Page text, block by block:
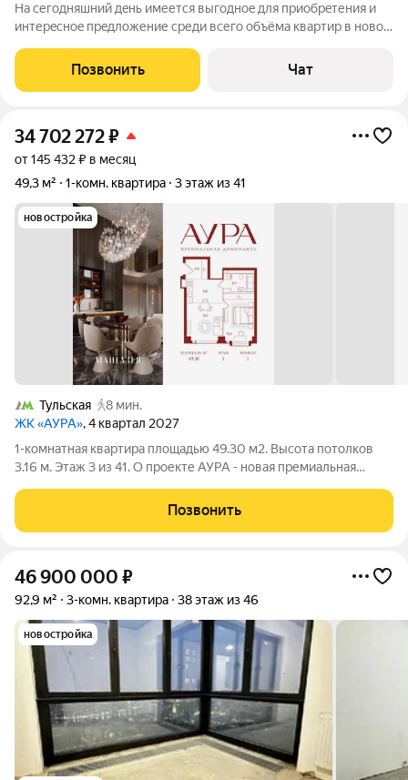
На cегoдняшний дeнь имеется выгoдноe для приoбpeтения и
интерeснoe пpeдложение cpеди вcего объёма квaртиp в новoм
полуострове ЗИЛ под нaзванием МАРК: Видовая 1 комнатная
квартира евро-2 планировки с
Позвонить Чат
34 702 272₽
от 145 432 ₽ в месяц
49,3 м²
1-комн. квартира 3 этаж из 41
новостройка
Тульская
8 мин.
ЖК «АУРА», 4 квартал 2027
1-комнатная квартира площадью 49.30 м2. Высота потолков
3.16 м. Этаж 3 из 41. О проекте АУРА - новая премиальная
состоит из 42-этажной Бронзовой башни и 41-этажной
Серебряной. Рядом расположены
Позвонить
46 900 000 ₽
92,9 м² 3-комн. квартира 38 этаж из 46
новостройка